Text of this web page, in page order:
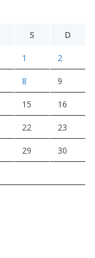
S D
1 2
8 9
15 16
22 23
29 30